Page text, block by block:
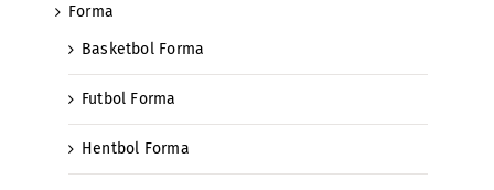
Forma
Basketbol Forma
Futbol Forma
Hentbol Forma